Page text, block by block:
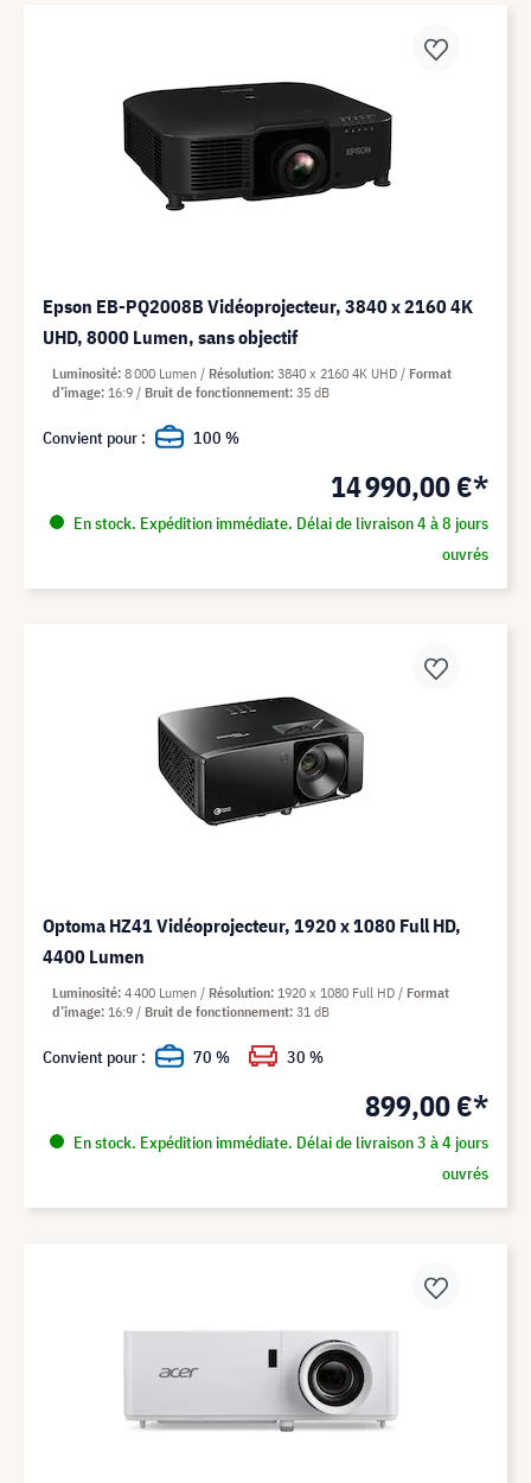
Epson EB-PQ2008B Vidéoprojecteur, 3840 x 2160 4K
UHD, 8000 Lumen, sans objectif
14 990,00 €*
En stock. Expédition immédiate. Délai de livraison 4 à 8 jours
ouvrés
Luminosité 8 000 Lumen Résolution 3840 x 2160 4K UHD
Format
d’image 16:9 Bruit de fonctionnement 35 dB
Convient pour : 100 %
Optoma HZ41 Vidéoprojecteur, 1920 x 1080 Full HD,
4400 Lumen
899,00 €*
En stock. Expédition immédiate. Délai de livraison 3 à 4 jours
ouvrés
Luminosité 4 400 Lumen Résolution 1920 x 1080 Full HD
Format
d’image 16:9 Bruit de fonctionnement 31 dB
Convient pour : 70 % 30 %